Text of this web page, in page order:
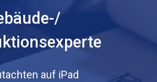
auf iPad